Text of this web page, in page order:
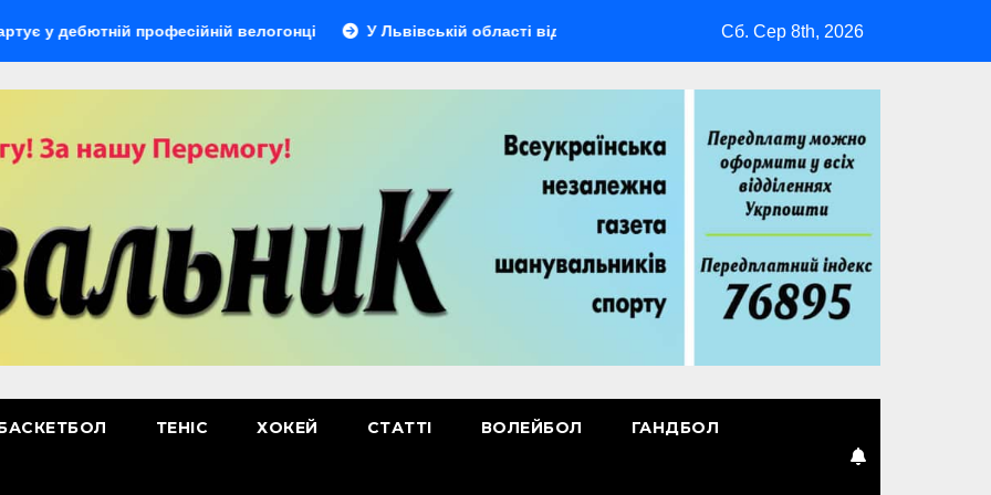
професійній велогонці У Львівській області відбудеться мультиспортивний табір ГАРТ 2026 – як долучитися
Сб. Сер 8th, 2026
ТЕНІС ХОКЕЙ СТАТТІ ВОЛЕЙБОЛ ГАНДБОЛ